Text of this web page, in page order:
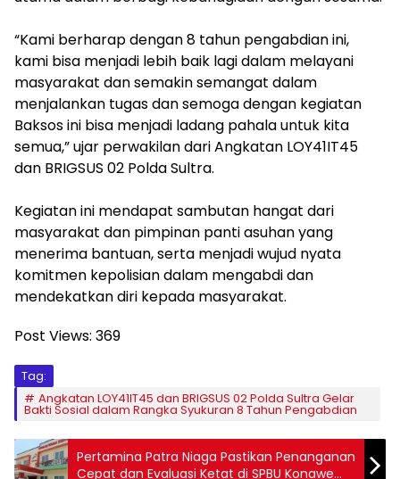
“Kami berharap dengan 8 tahun pengabdian ini,
kami bisa menjadi lebih baik lagi dalam melayani
masyarakat dan semakin semangat dalam
menjalankan tugas dan semoga dengan kegiatan
Baksos ini bisa menjadi ladang pahala untuk kita
semua,” ujar perwakilan dari Angkatan LOY41IT45
dan BRIGSUS 02 Polda Sultra.
Kegiatan ini mendapat sambutan hangat dari
masyarakat dan pimpinan panti asuhan yang
menerima bantuan, serta menjadi wujud nyata
komitmen kepolisian dalam mengabdi dan
mendekatkan diri kepada masyarakat.
Post Views: 369
Tag:
Angkatan LOY41IT45 dan BRIGSUS 02 Polda Sultra Gelar
Bakti Sosial dalam Rangka Syukuran 8 Tahun Pengabdian
Pertamina Patra Niaga Pastikan Penanganan
Cepat dan Evaluasi Ketat di SPBU Konawe